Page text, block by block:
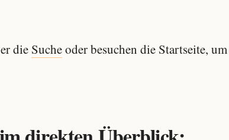
die Sucheoder besuchen die Startseite,